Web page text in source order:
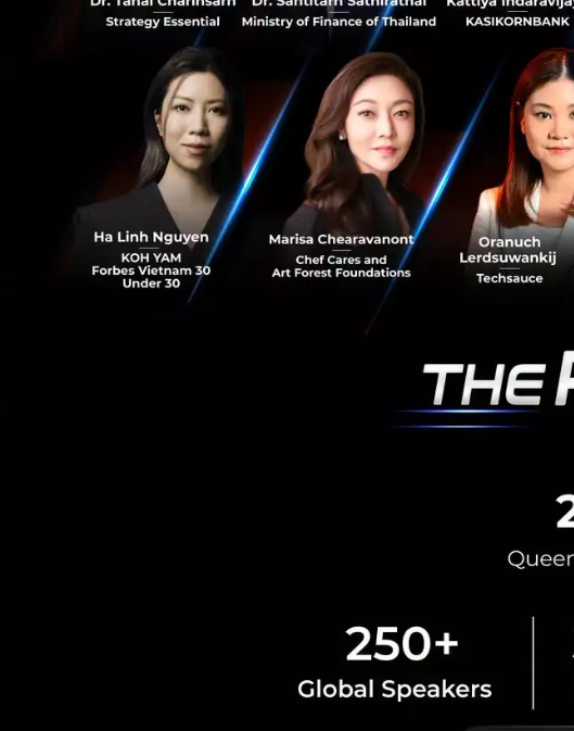
ขณะที่หนี้สินรวม ณ สิ้น 30 กัน
5.13% จาก ณ สิ้น 31 ธันวาค
ย่อยในระหว่างงวด โดยสินท
ฐานะทางการเงินจากทีมผู้บ
News be8 benefit technology
RELATED ARTICLE